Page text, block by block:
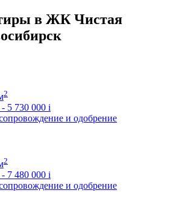
в ЖК Чистая
2
5 730 000 i
и одобрение
2
7 480 000 i
и одобрение